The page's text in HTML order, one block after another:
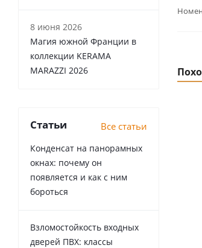
8 июня 2026
Магия южной Франции в
коллекции KERAMA
MARAZZI 2026
Статьи Все статьи
Конденсат на панорамных
окнах: почему он
появляется и как с ним
бороться
Взломостойкость входных
дверей ПВХ: классы